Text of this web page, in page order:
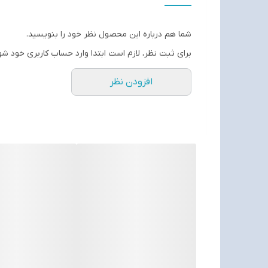
شما هم درباره این محصول نظر خود را بنویسید.
برای ثبت نظر، لازم است ابتدا وارد حساب کاربری خود
افزودن نظر